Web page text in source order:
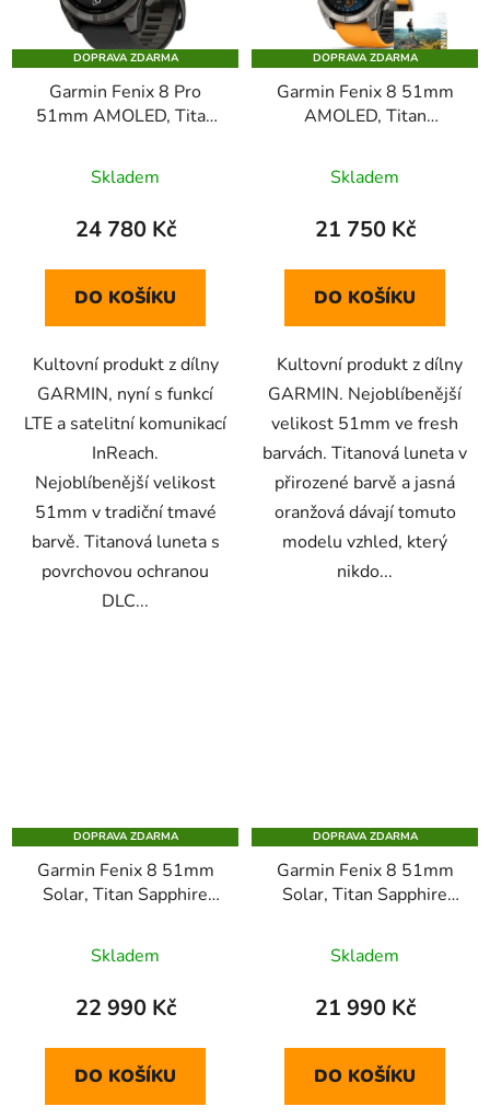
DOPRAVA ZDARMA
Garmin Fenix 8 Pro
51mm AMOLED, Titan
Grey
Skladem
24 780 Kč
DO KOŠÍKU
Kultovní produkt z dílny
GARMIN, nyní s funkcí
LTE a satelitní komunikací
InReach.
Nejoblíbenější velikost
51mm v tradiční tmavé
barvě. Titanová luneta s
povrchovou ochranou
DLC...
DOPRAVA ZDARMA
Garmin Fenix 8 51mm
AMOLED, Titan
Orange
Skladem
21 750 Kč
DO KOŠÍKU
Kultovní produkt z dílny
GARMIN. Nejoblíbenější
velikost 51mm ve fresh
barvách. Titanová luneta v
přirozené barvě a jasná
oranžová dávají tomuto
modelu vzhled, který
nikdo...
DOPRAVA ZDARMA
Garmin Fenix 8 51mm
Solar, Titan Sapphire
Skladem
22 990 Kč
DO KOŠÍKU
DOPRAVA ZDARMA
Garmin Fenix 8 51mm
Solar, Titan Sapphire
Skladem
21 990 Kč
DO KOŠÍKU